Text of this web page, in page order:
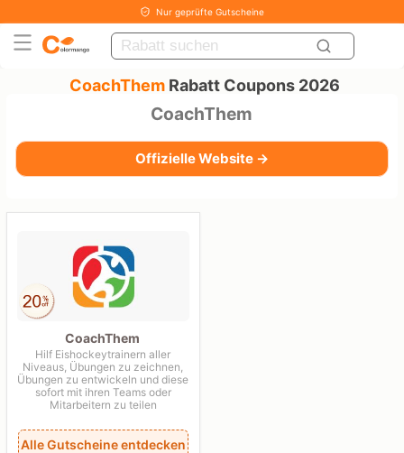
Nur geprüfte Gutscheine
CoachThem Rabatt Coupons 2026
CoachThem
Offizielle Website →
CoachThem
Hilf Eishockeytrainern aller
Niveaus, Übungen zu zeichnen,
Übungen zu entwickeln und diese
sofort mit ihren Teams oder
Mitarbeitern zu teilen
Alle Gutscheine entdecken